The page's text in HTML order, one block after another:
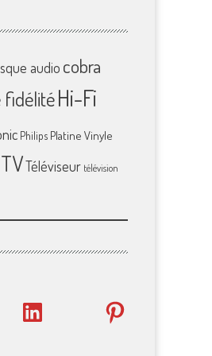
audio cobra
fidélitéHi-Fi
Philips Platine Vinyle
TVTéléviseur télévision
LinkedIn Pinterest